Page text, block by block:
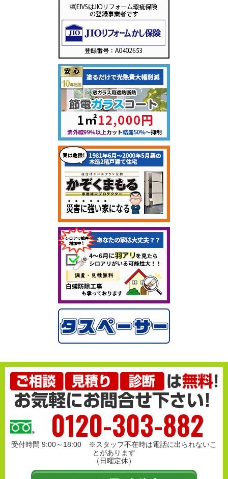
0120-303-882
受付時間 9:00～18:00 ※スタッフ不在時は電話に出られないこ
とがあります
（日曜定休）